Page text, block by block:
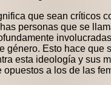
que sean críticos
personas que se
género. Esto hace que
esta ideología y sus
opuestos a los de las